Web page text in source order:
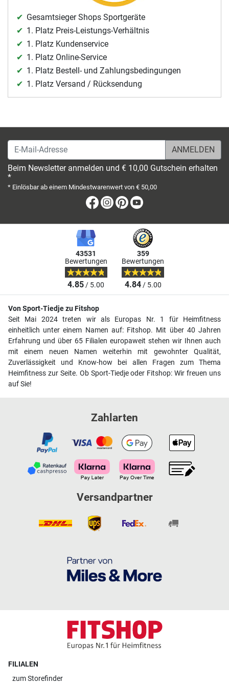
Gesamtsieger Shops Sportgeräte
1. Platz Preis-Leistungs-Verhältnis
1. Platz Kundenservice
1. Platz Online-Service
1. Platz Bestell- und Zahlungsbedingungen
1. Platz Versand / Rücksendung
E-Mail-Adresse
Beim Newsletter anmelden und € 10,00 Gutschein erhalten
*
* Einlösbar ab einem Mindestwarenwert von € 50,00
Facebook
Instagram
Pinterest
43531
Bewertungen
4.85/ 5.00
359
Bewertungen
4.84/ 5.00
Von Sport-Tiedje zu Fitshop
Seit Mai 2024 treten wir als Europas Nr. 1 für Heimfitness
einheitlich unter einem Namen auf: Fitshop. Mit über 40 Jahren
Erfahrung und über 65 Filialen europaweit stehen wir Ihnen auch
mit einem neuen Namen weiterhin mit gewohnter Qualität,
Zuverlässigkeit und Know-how bei allen Fragen zum Thema
Heimfitness zur Seite. Ob Sport-Tiedje oder Fitshop: Wir freuen uns
auf Sie!
Zahlarten
Versandpartner
FILIALEN
zumStorefinder